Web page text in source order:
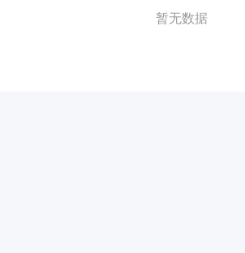
暂无数据